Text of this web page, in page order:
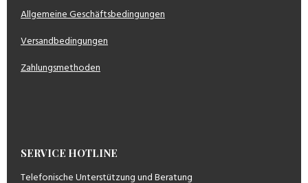
Allgemeine Geschäftsbedingungen
Versandbedingungen
Zahlungsmethoden
SERVICE HOTLINE
Telefonische Unterstützung und Beratung